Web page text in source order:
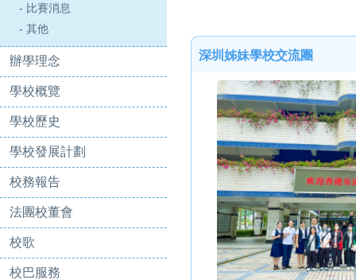
- 比賽消息
- 其他
辦學理念
學校概覽
學校歷史
學校發展計劃
校務報告
法團校董會
校歌
校巴服務
深圳姊妹學校交流團